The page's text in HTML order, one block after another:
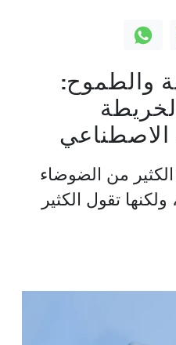
والطموح:
الاصطناعي
من الضوضاء
تقول الكثير